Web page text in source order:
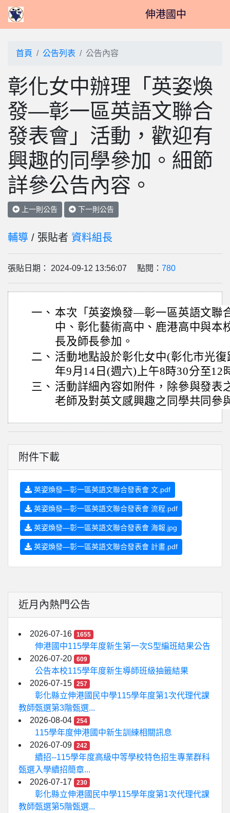
伸港國中
首頁 公告列表 公告內容
彰化女中辦理「英姿煥
發—彰一區英語文聯合
發表會」活動，歡迎有
興趣的同學參加。細節
詳參公告內容。
上一則公告 下一則公告
輔導 / 張貼者 資料組長
張貼日期： 2024-09-12 13:56:07 點閱： 780
一、 本次「英姿煥發—彰一區英語文聯
中、彰化藝術高中、鹿港高中與本
長及師長參加。
二、 活動地點設於彰化女中(彰化市光
年9月14日(週六)上午8時30分至12
三、 活動詳細內容如附件，除參與發表
老師及對英文感興趣之同學共同參
附件下載
英姿煥發—彰一區英語文聯合發表會 文.pdf
英姿煥發—彰一區英語文聯合發表會 流程.pdf
英姿煥發—彰一區英語文聯合發表會 海報.jpg
英姿煥發—彰一區英語文聯合發表會 計畫.pdf
近月內熱門公告
2026-07-16 1655
伸港國中115學年度新生第一次S型編班結果公告
2026-07-20
609
公告本校115學年度新生導師班級抽籤結果
2026-07-15
257
彰化縣立伸港國民中學115學年度第1次代理代課
教師甄選第3階甄選...
2026-08-04
254
115學年度伸港國中新生訓練相關訊息
2026-07-09
242
續招--115學年度高級中等學校特色招生專業群科
甄選入學續招簡章...
2026-07-17
230
彰化縣立伸港國民中學115學年度第1次代理代課
教師甄選第5階甄選...